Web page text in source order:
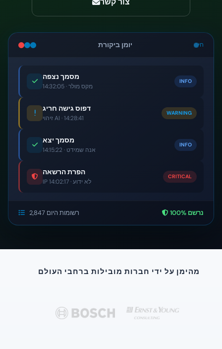
יומן ביקורת חי
מסמך נצפה
מקס מולר · 14:32:05
INFO
דפוס גישה חריג
זיהוי AI · 14:28:41
WARNING
מסמך יצא
אנה שמידט · 14:15:22
INFO
הפרת הרשאה
IP לא ידוע · 14:02:17
CRITICAL
2,847 רשומות היום 100% נרשם
מהימן על ידי חברות מובילות ברחבי העולם